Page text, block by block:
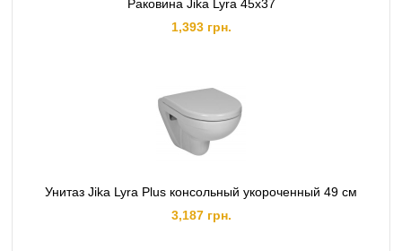
Раковина Jika Lyra 45x37
1,393 грн.
Унитаз Jika Lyra Plus консольный укороченный 49 см
3,187 грн.